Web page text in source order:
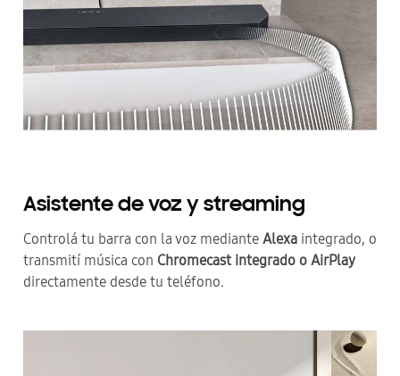
Asistente de voz y streaming
Controlá tu barra con la voz mediante Alexa integrado, o
transmití música con Chromecast integrado o AirPlay
directamente desde tu teléfono.